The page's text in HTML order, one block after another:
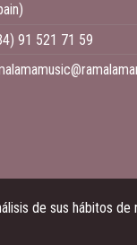
91 521 71 59
de sus hábitos de